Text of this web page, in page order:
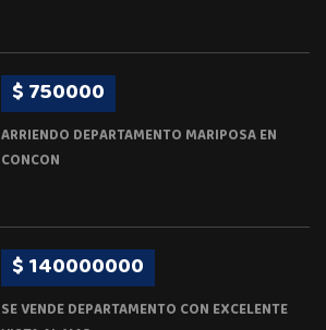
$ 750000
ARRIENDO DEPARTAMENTO MARIPOSA EN
CONCON
$ 140000000
SE VENDE DEPARTAMENTO CON EXCELENTE